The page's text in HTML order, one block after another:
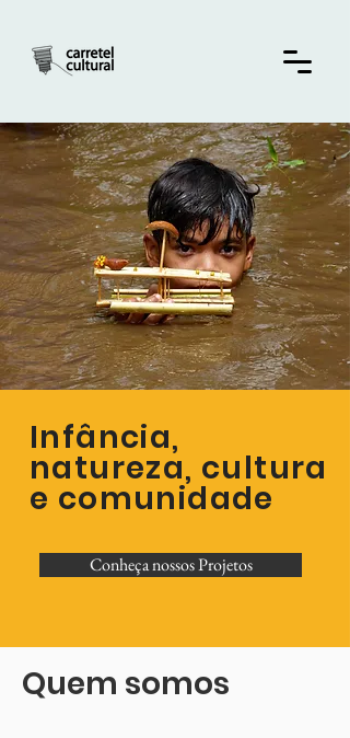
Infância,
natureza, cultura
e comunidade
Conheça nossos Projetos
Quem somos